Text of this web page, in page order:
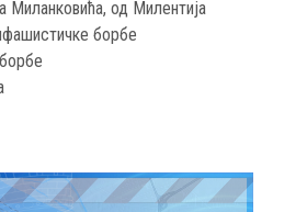
Миланковића, од Милентија
борбе